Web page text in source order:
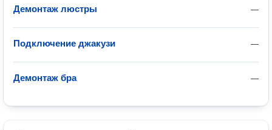
—
Демонтаж люстры
—
Подключение джакузи
—
Демонтаж бра